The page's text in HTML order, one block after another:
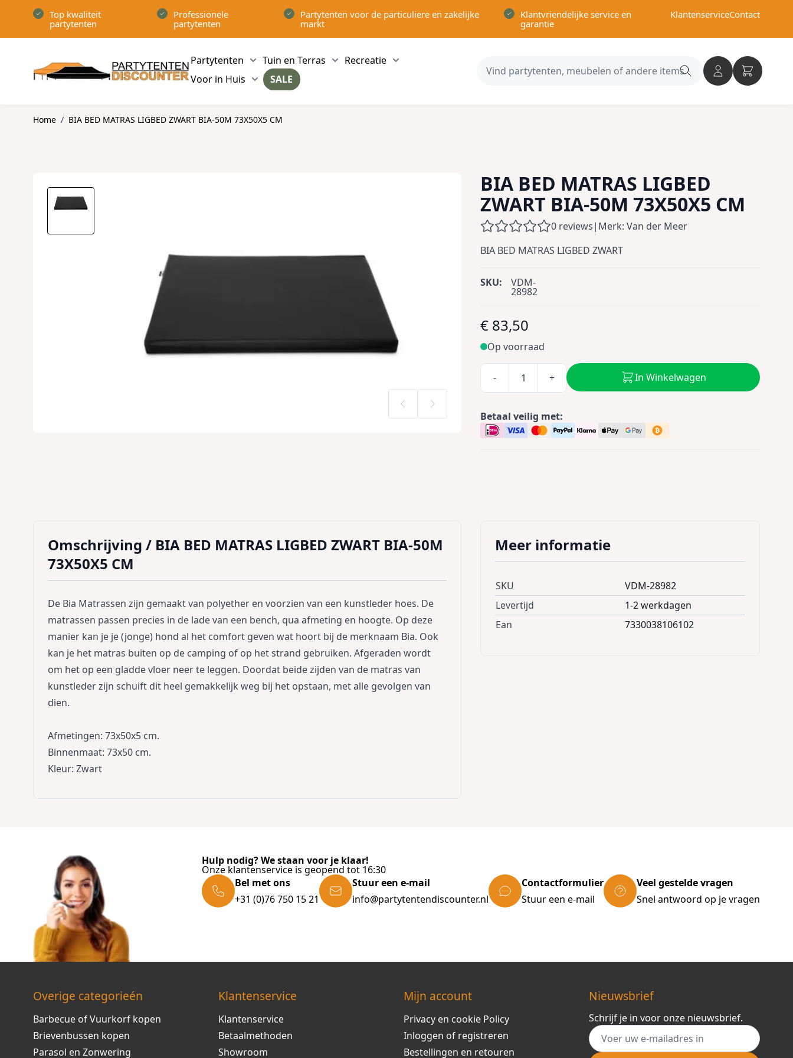
Top kwaliteit
partytenten
Professionele
partytenten
Partytenten voor de particuliere en zakelijke
markt
Klantvriendelijke service en
garantie
KlantenserviceContact
Partytenten
Show submenu for Partytenten category
Tuin en Terras
Show submenu for Tuin en Terras category
Recreatie
Show submenu for Recreatie category
Voor in Huis
Show submenu for Voor in Huis category
SALE
Search
Home / BIA BED MATRAS LIGBED ZWART BIA-50M 73X50X5 CM
BIA BED MATRAS LIGBED
ZWART BIA-50M 73X50X5 CM
0 reviews| Merk: Van der Meer
BIA BED MATRAS LIGBED ZWART
SKU: VDM-
28982
€ 83,50
Op voorraad
- + In Winkelwagen
Betaal veilig met:
Omschrijving / BIA BED MATRAS LIGBED ZWART BIA-50M
73X50X5 CM
De Bia Matrassen zijn gemaakt van polyether en voorzien van een kunstleder hoes. De
matrassen passen precies in de lade van een bench, qua afmeting en hoogte. Op deze
manier kan je je (jonge) hond al het comfort geven wat hoort bij de merknaam Bia. Ook
kan je het matras buiten op de camping of op het strand gebruiken. Afgeraden wordt
om het op een gladde vloer neer te leggen. Doordat beide zijden van de matras van
kunstleder zijn schuift dit heel gemakkelijk weg bij het opstaan, met alle gevolgen van
dien.
Afmetingen: 73x50x5 cm.
Binnenmaat: 73x50 cm.
Kleur: Zwart
Meer informatie
SKU
VDM-28982
Levertijd
1-2 werkdagen
Ean
7330038106102
Hulp nodig? We staan voor je klaar!
Onze klantenservice is geopend tot 16:30
Bel met ons
+31 (0)76 750 15 21
Stuur een e-mail
info@partytentendiscounter.nl
Contactformulier
Stuur een e-mail
Veel gestelde vragen
Snel antwoord op je vragen
Overige categorieén
Barbecue of Vuurkorf kopen
Brievenbussen kopen
Parasol en Zonwering
Klantenservice
Klantenservice
Betaalmethoden
Showroom
Mijn account
Privacy en cookie Policy
Inloggen of registreren
Bestellingen en retouren
Nieuwsbrief
Schrijf je in voor onze nieuwsbrief.
E-mail adres